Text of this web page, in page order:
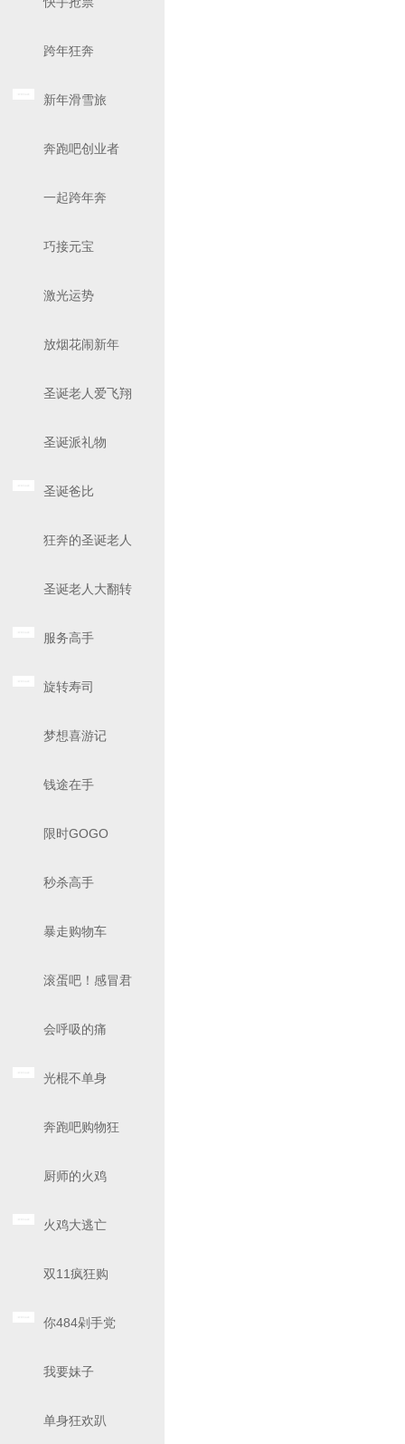
跨年狂奔
新年滑雪旅
奔跑吧创业者
一起跨年奔
巧接元宝
激光运势
放烟花闹新年
圣诞老人爱飞翔
圣诞派礼物
圣诞爸比
狂奔的圣诞老人
圣诞老人大翻转
服务高手
旋转寿司
梦想喜游记
钱途在手
限时GOGO
秒杀高手
暴走购物车
滚蛋吧！感冒君
会呼吸的痛
光棍不单身
奔跑吧购物狂
厨师的火鸡
火鸡大逃亡
双11疯狂购
你484剁手党
我要妹子
单身狂欢趴